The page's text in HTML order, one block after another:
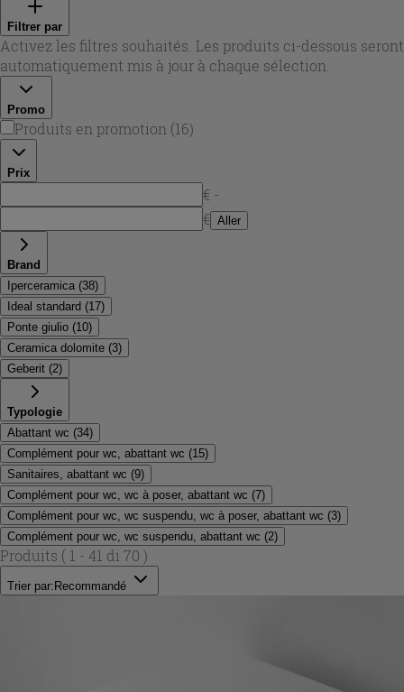
poser, suspendues ou avec contraintes d’installation). Pour
une cohérence esthétique, plusieurs finitions sont
disponibles, du blanc brillant lumineux au blanc mat plus
sobre, afin de créer un ensemble harmonieux avec la
Filtrer par
Activez les filtres souhaités. Les produits ci-dessous seront
automatiquement mis à jour à chaque sélection.
Promo
Produits en promotion (16)
Prix
€ -
€ Aller
Brand
Iperceramica (38)
Ideal standard (17)
Ponte giulio (10)
Ceramica dolomite (3)
Geberit (2)
Typologie
Abattant wc (34)
Complément pour wc, abattant wc (15)
Sanitaires, abattant wc (9)
Complément pour wc, wc à poser, abattant wc (7)
Complément pour wc, wc suspendu, wc à poser, abattant wc (3)
Complément pour wc, wc suspendu, abattant wc (2)
Produits ( 1 - 41 di 70 )
Trier par: Recommandé